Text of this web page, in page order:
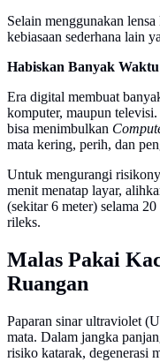
Selain menggunakan
kebiasaan sederhana lain
Habiskan Banyak
Era digital membuat
komputer, maupun
bisa menimbulkan
mata kering, perih, dan
Untuk mengurangi
menit menatap layar,
(sekitar 6 meter) selama
rileks.
Malas Pakai
Ruangan
Paparan sinar ultraviolet
mata. Dalam jangka
risiko katarak, degenerasi